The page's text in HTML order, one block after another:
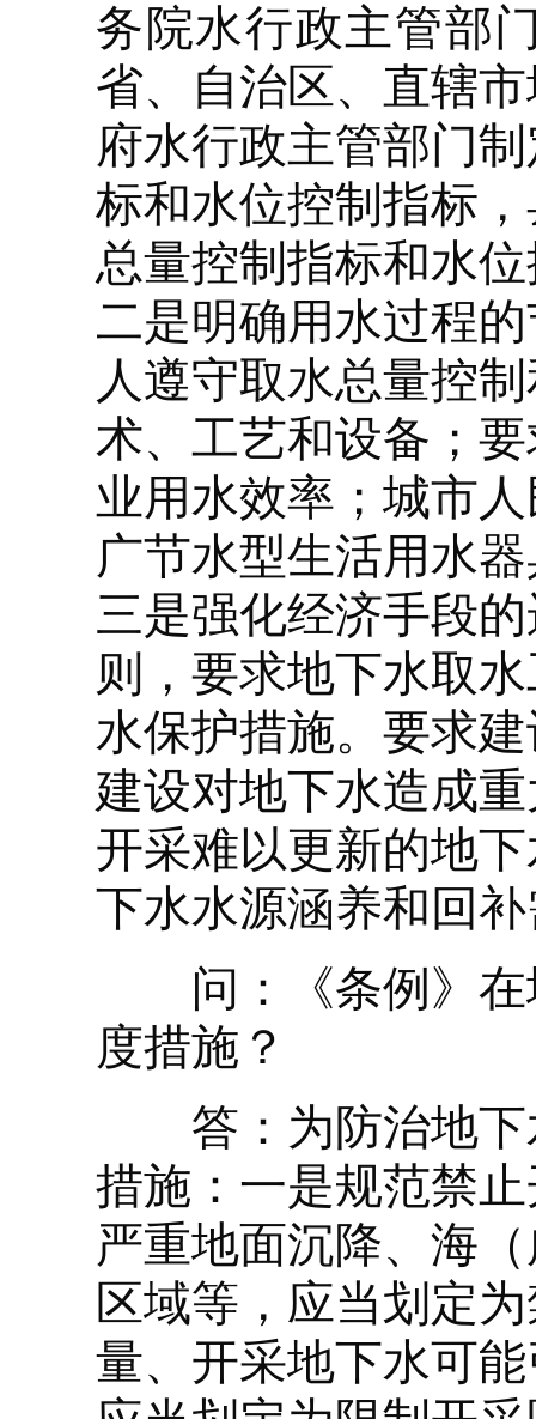
务院水行政主管部
省、自治区、直辖
府水行政主管部门
标和水位控制指标
总量控制指标和水
二是明确用水过程
人遵守取水总量控
术、工艺和设备；
业用水效率；城市
广节水型生活用水
三是强化经济手段
则，要求地下水取
水保护措施。要求
建设对地下水造成
开采难以更新的地
下水水源涵养和回
问：《条例》在
度措施？
答：为防治地下
措施：一是规范禁
严重地面沉降、海
区域等，应当划定
量、开采地下水可